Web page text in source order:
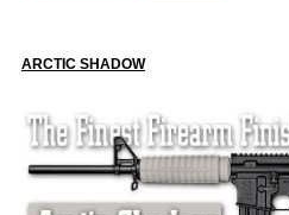
ARCTIC SHADOW